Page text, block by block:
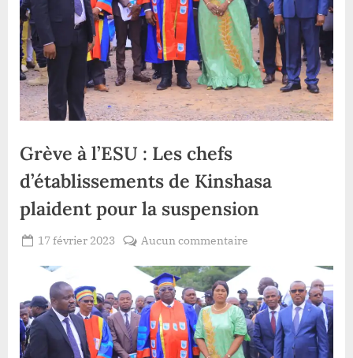
Grève à l’ESU : Les chefs
d’établissements de Kinshasa
plaident pour la suspension
Posted
17 février 2023
Lacloche
Aucun commentaire
l’ESU
:
Les
chefs